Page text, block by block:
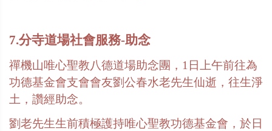
7.分寺道場社會服務-助念
禪機山唯心聖教八德道場助念團， 1 日上午前往為
功德基金會支會會友劉公春水老先生仙逝，往生淨
土，讚經助念。
劉老先生生前積極護持唯心聖教功德基金會，於日